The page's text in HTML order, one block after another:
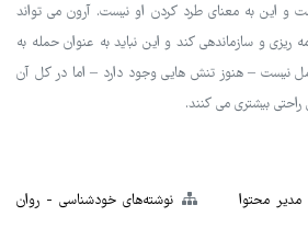
و این به معنای طرد کردن او نیست. آرون می تواند
ریزی و سازماندهی کند و این نباید به عنوان حمله به
نیست – هنوز تنش هایی وجود دارد – اما در کل آن
بیشتری می کنند.
مدیر محتوا نوشته‌های خودشناسی
روان